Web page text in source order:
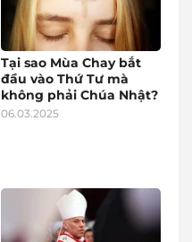
Tại sao Mùa Chay bắt
đầu vào Thứ Tư mà
không phải Chúa Nhật?
06.03.2025